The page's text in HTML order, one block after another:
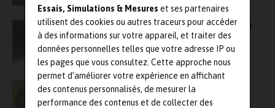
Essais, Simulations & Mesures et ses partenaires
utilisent des cookies ou autres traceurs pour accéder
à des informations sur votre appareil, et traiter des
données personnelles telles que votre adresse IP ou
les pages que vous consultez. Cette approche nous
permet d’améliorer votre expérience en affichant
des contenus personnalisés, de mesurer la
performance des contenus et de collecter des
Emitech met à jour ses moyens d’essais pour
l’arrivée de la nouvelle norme EN/CEI 62368-1
Le supercalculateur de Total devient le 1er
calculateur mondial de l’industrie